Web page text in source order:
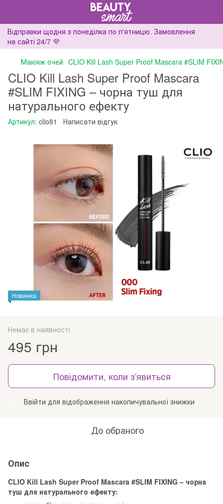
Відправки щодня з понеділка по п'ятницю. Замовлення
на сайті 24/7 💜
Макіяж очей CLIO Kill Lash Super Proof Mascara #SLIM
CLIO Kill Lash Super Proof Mascara
#SLIM FIXING – чорна туш для
натурального ефекту
Артикул: clio81 Написати відгук
Новинка
Немає в наявності
495 грн
Повідомити, коли з'явиться
Ввійти для відображення накопичувальної знижки
До обраного
Опис
CLIO Kill Lash Super Proof Mascara #SLIM FIXING – чорна
туш для натурального ефекту: